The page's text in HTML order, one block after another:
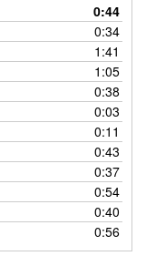
0:44
0:34
1:41
1:05
0:38
0:03
0:11
0:43
0:37
0:54
0:40
0:56